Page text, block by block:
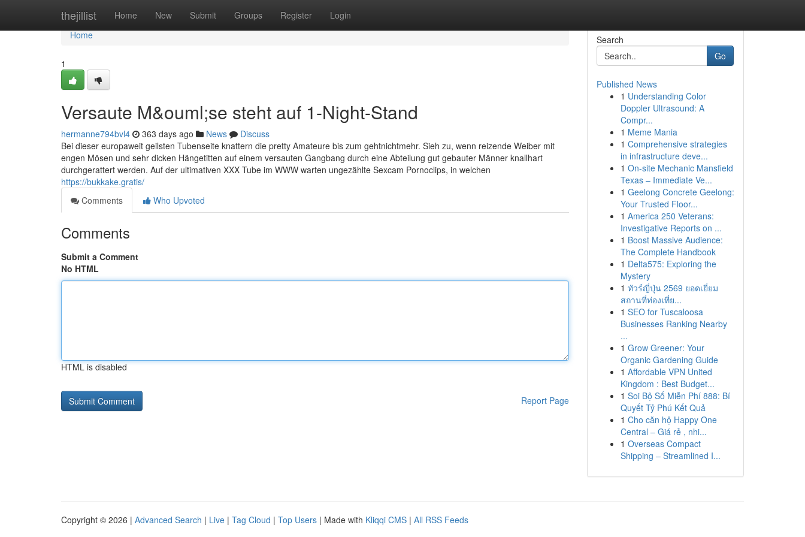
thejillist Home New Submit Groups Register Login
Home
Home
1
Versaute M&ouml;se steht auf 1-Night-Stand
hermanne794bvl4 363 days ago News
Discuss
Bei dieser europaweit geilsten Tubenseite knattern die pretty Amateure bis zum gehtnichtmehr. Sieh zu, wenn reizende Weiber mit
engen Mösen und sehr dicken Hängetitten auf einem versauten Gangbang durch eine Abteilung gut gebauter Männer knallhart
durchgerattert werden. Auf der ultimativen XXX Tube im WWW warten ungezählte Sexcam Pornoclips, in welchen
https://bukkake.gratis/
Comments
Who Upvoted
Comments
Submit a Comment
No HTML
HTML is disabled
Report Page
Search
Go
Published News
1 Understanding Color
Doppler Ultrasound: A
Compr...
1 Meme Mania
1 Comprehensive strategies
in infrastructure deve...
1 On-site Mechanic Mansfield
Texas – Immediate Ve...
1 Geelong Concrete Geelong:
Your Trusted Floor...
1 America 250 Veterans:
Investigative Reports on ...
1 Boost Massive Audience:
The Complete Handbook
1 Delta575: Exploring the
Mystery
1 ทัวร์ญี่ปุ่น 2569 ยอดเยี่ยม
สถานที่ท่องเที่ย...
1 SEO for Tuscaloosa
Businesses Ranking Nearby
...
1 Grow Greener: Your
Organic Gardening Guide
1 Affordable VPN United
Kingdom : Best Budget...
1 Soi Bộ Số Miễn Phí 888: Bí
Quyết Tỷ Phú Kết Quả
1 Cho căn hộ Happy One
Central – Giá rẻ , nhi...
1 Overseas Compact
Shipping – Streamlined I...
Copyright © 2026 | Advanced Search | Live | Tag Cloud | Top Users | Made with Kliqqi CMS | All RSS Feeds